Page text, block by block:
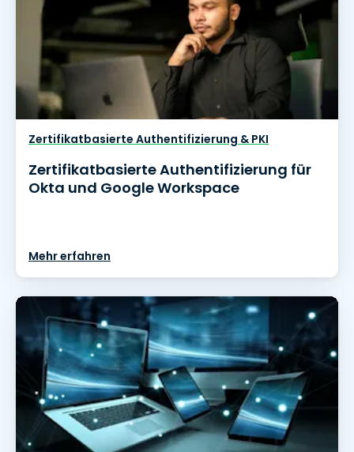
Zertifikatbasierte Authentifizierung & PKI
Zertifikatbasierte Authentifizierung für
Okta und Google Workspace
Mehr erfahren